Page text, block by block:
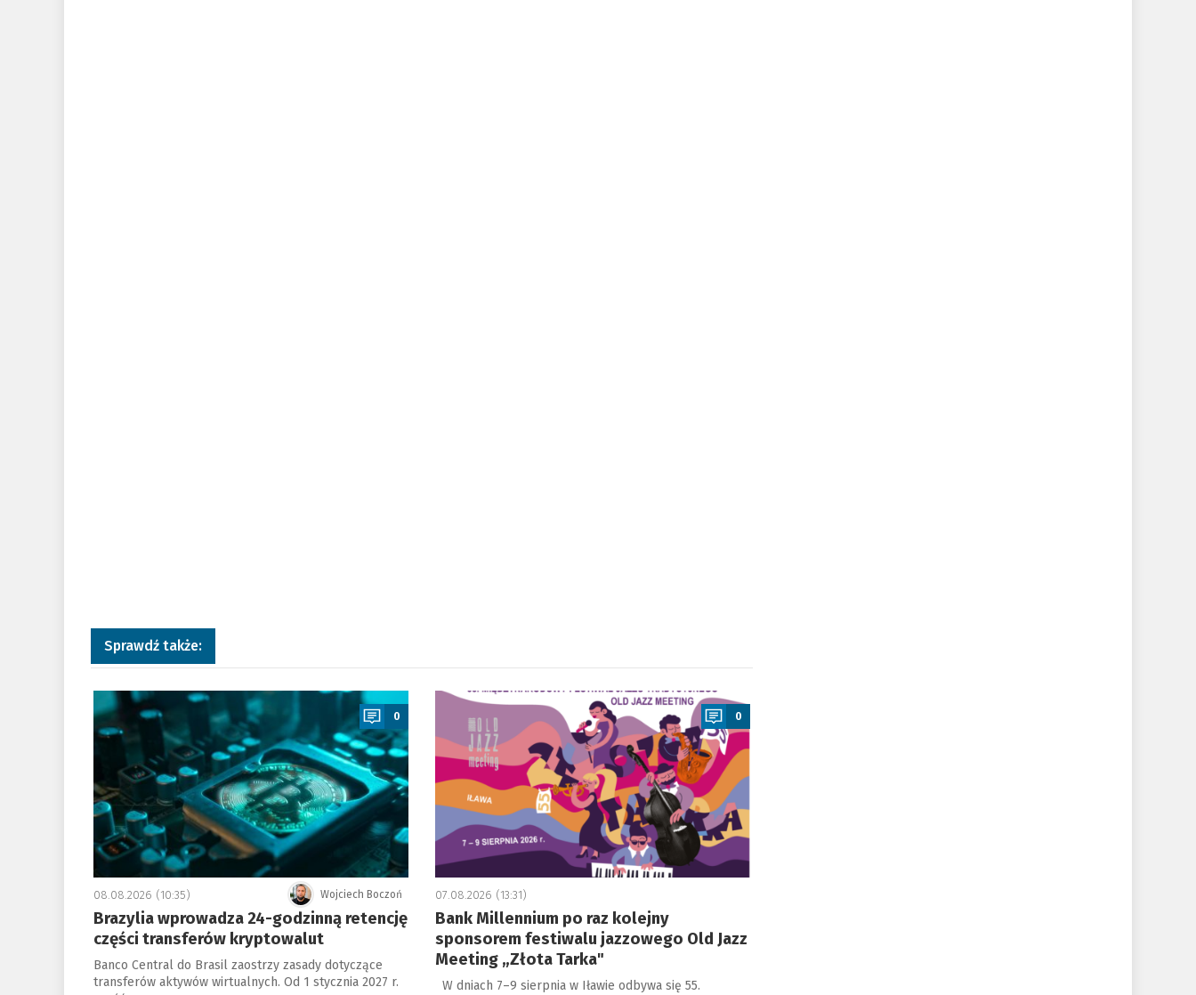
Sprawdź także:
a
0
Wojciech Boczoń
08.08.2026 (10:35)
Brazylia wprowadza 24-godzinną retencję
części transferów kryptowalut
Banco Central do Brasil zaostrzy zasady dotyczące
transferów aktywów wirtualnych. Od 1 stycznia 2027 r.
a
0
07.08.2026 (13:31)
Bank Millennium po raz kolejny
sponsorem festiwalu jazzowego Old Jazz
Meeting „Złota Tarka"
W dniach 7–9 sierpnia w Iławie odbywa się 55.